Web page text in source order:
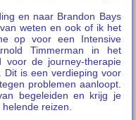
en naar Brandon Bays
weten en ook of ik het
op voor een Intensive
Timmerman in het
voor de journey-therapie
Dit is een verdieping voor
problemen aanloopt.
begeleiden en krijg je
reizen.